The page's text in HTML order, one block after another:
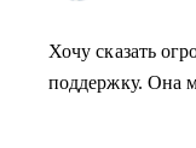
Хочу сказать
поддержку. Она